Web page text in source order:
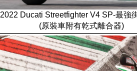
2022 Ducati Streetfighter V4 SP-最強
(原裝車附有乾式離合器)